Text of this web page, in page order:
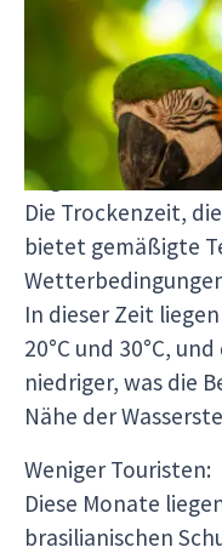
Beste Reisezeit:
der Trockenzeit,
Warum diese
Angenehmes Klima:
Die Trockenzeit,
bietet gemäßigte
In dieser Zeit
20°C und 30°C,
niedriger, was die
Nähe der
Weniger Touristen:
Diese Monate
brasilianischen